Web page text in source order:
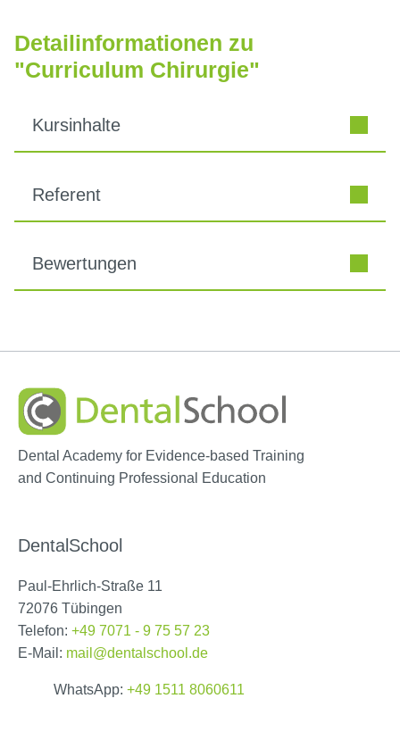
Detailinformationen zu
"Curriculum Chirurgie"
Kursinhalte
Referent
Bewertungen
Dental Academy for Evidence-based Training
and Continuing Professional Education
DentalSchool
Paul-Ehrlich-Straße 11
72076 Tübingen
Telefon: +49 7071 - 9 75 57 23
E-Mail: mail@dentalschool.de
WhatsApp: +49 1511 8060611